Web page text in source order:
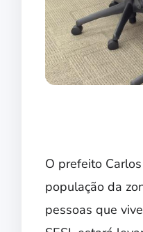
O prefeito
população da
pessoas que